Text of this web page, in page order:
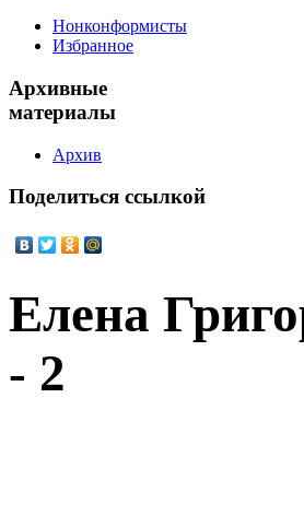
Нонконформисты
Избранное
Архивные
материалы
Архив
Поделиться ссылкой
Елена
- 2